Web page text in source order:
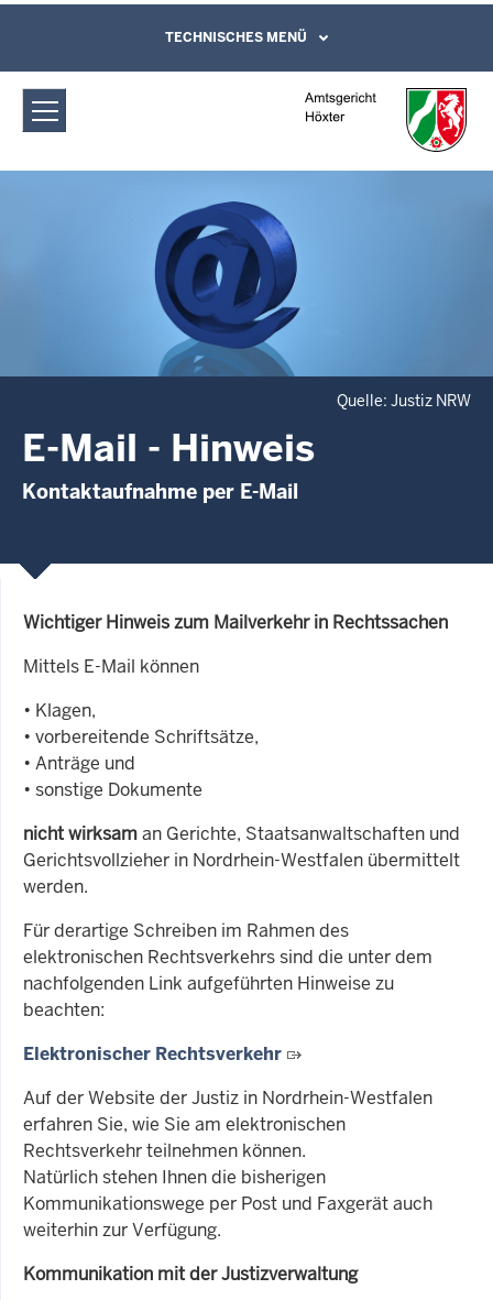
Amtsgericht Höxter: E-Mail - Hinweis
Direkt zum Inhalt
Leichte Sprache, Gebärdensprachenvideo
und Kontaktformular
TECHNISCHES MENÜ
Quelle: Justiz NRW
E-Mail - Hinweis
Kontaktaufnahme per E-Mail
Wichtiger Hinweis zum Mailverkehr in Rechtssachen
Mittels E-Mail können
• Klagen,
• vorbereitende Schriftsätze,
• Anträge und
• sonstige Dokumente
nicht wirksaman Gerichte, Staatsanwaltschaften und
Gerichtsvollzieher in Nordrhein-Westfalen übermittelt
werden.
Für derartige Schreiben im Rahmen des
elektronischen Rechtsverkehrs sind die unter dem
nachfolgenden Link aufgeführten Hinweise zu
beachten:
Elektronischer Rechtsverkehr
Auf der Website der Justiz in Nordrhein-Westfalen
erfahren Sie, wie Sie am elektronischen
Rechtsverkehr teilnehmen können.
Natürlich stehen Ihnen die bisherigen
Kommunikationswege per Post und Faxgerät auch
weiterhin zur Verfügung.
Kommunikation mit der Justizverwaltung